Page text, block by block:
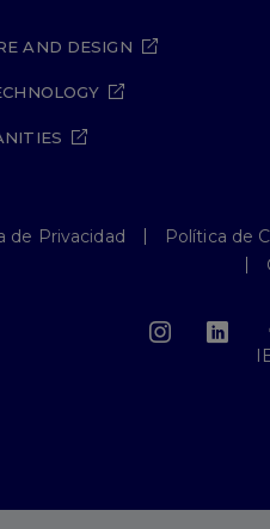
AND DESIGN
de Privacidad
Política de